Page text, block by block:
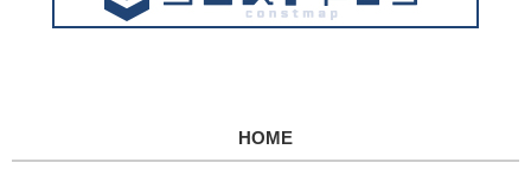
HOME